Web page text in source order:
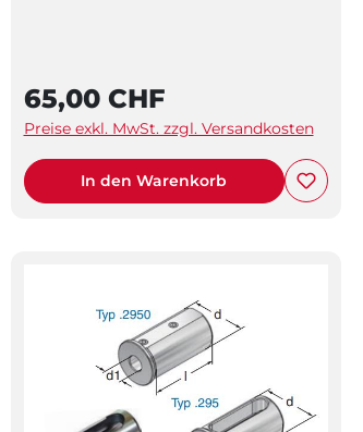
65,00 CHF
Preise exkl. MwSt. zzgl. Versandkosten
In den Warenkorb